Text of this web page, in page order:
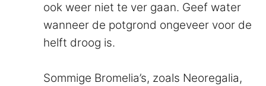
ook weer niet te ver gaan. Geef water
wanneer de potgrond ongeveer voor de
helft droog is.
Sommige Bromelia’s, zoals Neoregalia,